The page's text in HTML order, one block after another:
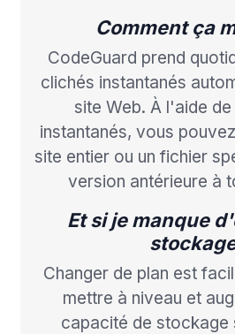
Comment ça
CodeGuard prend
clichés instantanés
site Web. À l'aide
instantanés, vous
site entier ou un fichier
version antérieure à
Et si je manque
Changer de plan est
mettre à niveau et
capacité de stockage